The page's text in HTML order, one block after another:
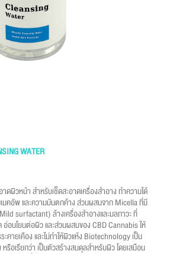
WATER
วหน้า สำหรับเช็ดสะอาดเครื่องสำอาง ทำความได้
มคอัพ และความมันตกค้าง ส่วนผสมจาก Micella ที่มี
surfactant) ล้างเครื่องสำอางและมลภาวะ ที่
อ่อนโยนต่อผิว และส่วนผสมของ CBD Cannabis ให้
ะคายเคือง และไม่ทำให้ผิวแห้ง Biotechnology เป็น
รือเรียกว่า เป็นตัวสร้างสมดุลสำหรับผิว โดยเสมือน